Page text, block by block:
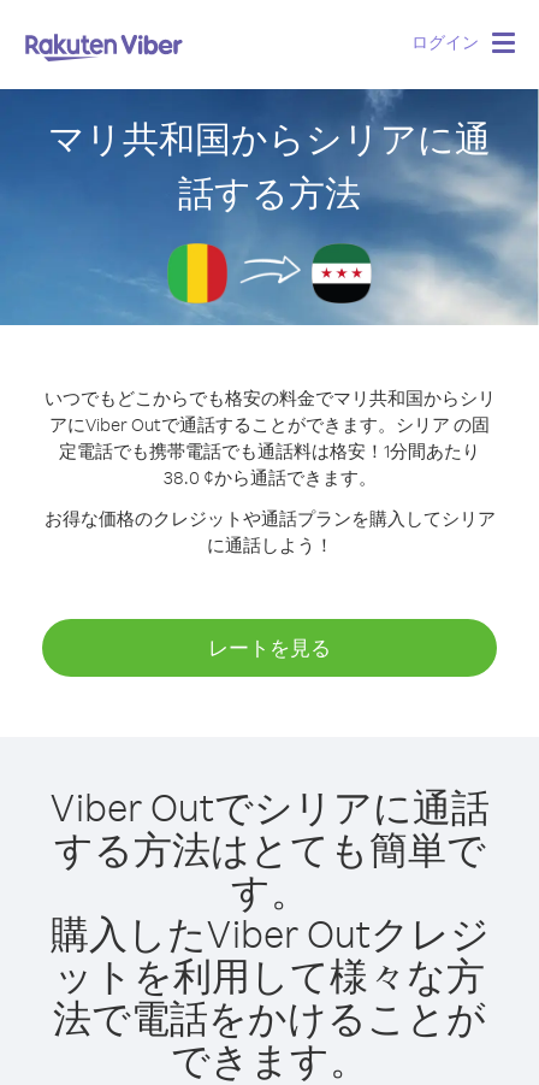
ログイン
マリ共和国からシリアに通
話する方法
いつでもどこからでも格安の料金でマリ共和国からシリ
アにViber Outで通話することができます。 シリア の固
定電話でも携帯電話でも通話料は格安！1分間あたり
38.0 ¢から通話できます。
お得な価格のクレジットや通話プランを購入してシリア
に通話しよう！
レートを見る
Viber Outでシリアに通話
する方法はとても簡単で
す。
購入したViber Outクレジ
ットを利用して様々な方
法で電話をかけることが
できます。